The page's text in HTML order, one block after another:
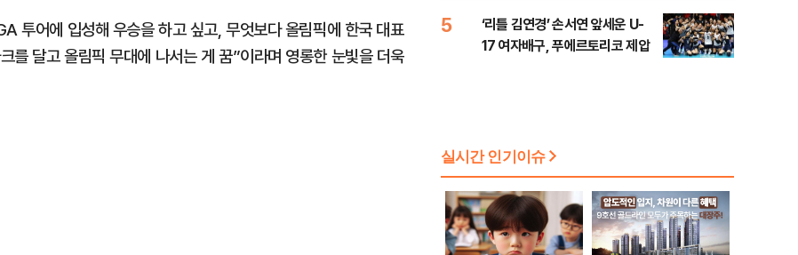
투어에 입성해 우승을 하고 싶고, 무엇보다 올림픽에 한국 대표
를 달고 올림픽 무대에 나서는 게 꿈”이라며 영롱한 눈빛을 더욱
5
‘리틀 김연경’ 손서연 앞세운 U-
17 여자배구, 푸에르토리코 제압